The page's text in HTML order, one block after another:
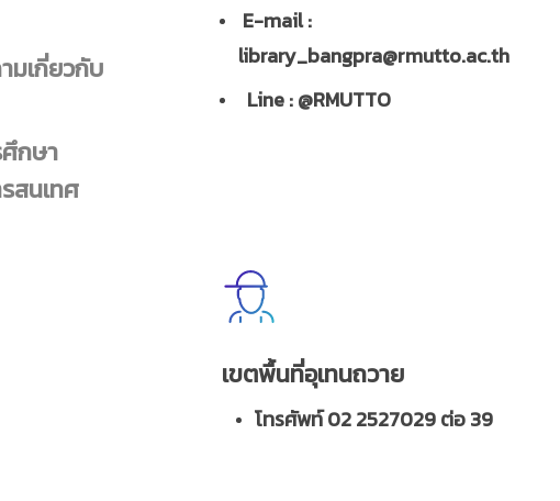
มเกี่ยวกับ
กษา
สนเทศ
E-mail :
library_bangpra@rmutto.ac.th
Line : @RMUTTO
เขตพื้นที่อุเทนถวาย
โทรศัพท์ 02 2527029 ต่อ 39